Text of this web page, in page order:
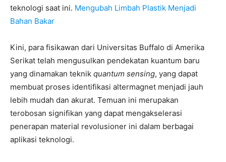
teknologi saat ini. Mengubah Limbah Plastik Menjadi
Bahan Bakar
Kini, para fisikawan dari Universitas Buffalo di Amerika
Serikat telah mengusulkan pendekatan kuantum baru
yang dinamakan teknik quantum sensing, yang dapat
membuat proses identifikasi altermagnet menjadi jauh
lebih mudah dan akurat. Temuan ini merupakan
terobosan signifikan yang dapat mengakselerasi
penerapan material revolusioner ini dalam berbagai
aplikasi teknologi.